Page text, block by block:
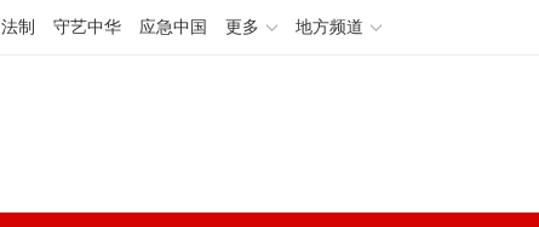
法制 守艺中华 应急中国 更多 地方频道